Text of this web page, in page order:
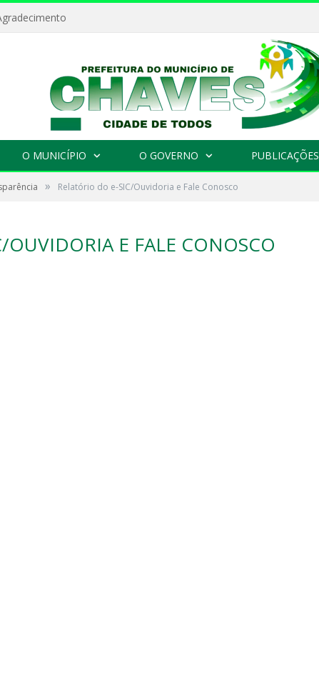
O MUNICÍPIO O GOVERNO PUBLICAÇÕES
» Relatório do e-SIC/Ouvidoria e Fale Conosco
OUVIDORIA E FALE CONOSCO